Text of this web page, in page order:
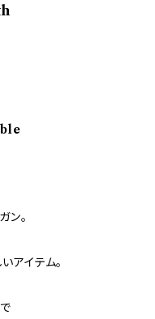
ン。
アイテム。